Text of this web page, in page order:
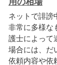
ネットで誹謗
非常に多様な
護士によって
場合には、だ
依頼内容や依